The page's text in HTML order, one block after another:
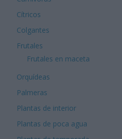
Cítricos
Colgantes
Frutales
Frutales en maceta
Orquídeas
Palmeras
Plantas de interior
Plantas de poca agua